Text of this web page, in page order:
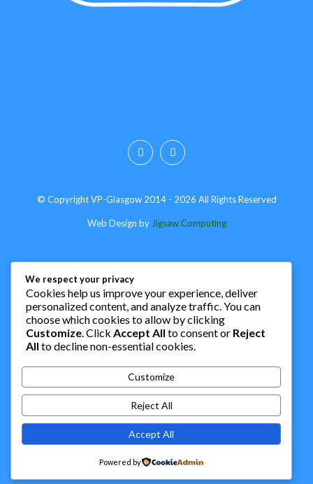
© Copyright VP-Glasgow 2014 - 2026 All Rights Reserved
Web Design by Jigsaw Computing
We respect your privacy
Cookies help us improve your experience, deliver
personalized content, and analyze traffic. You can
choose which cookies to allow by clicking
Customize . Click Accept All to consent or Reject
All to decline non-essential cookies.
Customize
Reject All
Accept All
Powered by